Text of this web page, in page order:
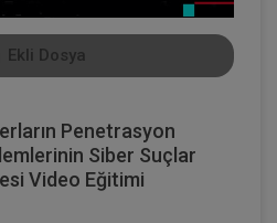
Ekli Dosya
Penetrasyon
Siber Suçlar
Video Eğitimi